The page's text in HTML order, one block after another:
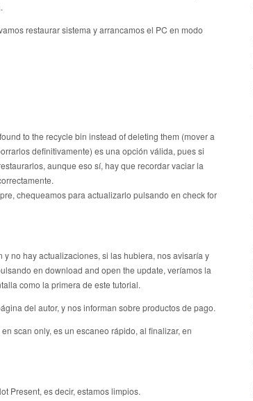
restaurar sistema y arrancamos el PC en modo
to the recycle bin instead of deleting them (mover a
definitivamente) es una opción válida, pues si
aunque eso sí, hay que recordar vaciar la
chequeamos para actualizarlo pulsando en check for
no hay actualizaciones, si las hubiera, nos avisaría y
en download and open the update, veríamos la
como la primera de este tutorial.
del autor, y nos informan sobre productos de pago.
scan only, es un escaneo rápido, al finalizar, en
Present, es decir, estamos limpios.